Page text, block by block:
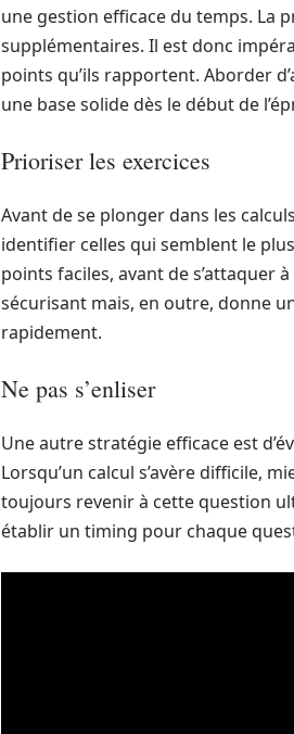
une gestion efficace du temps. La
supplémentaires. Il est donc
points qu’ils rapportent. Aborder
une base solide dès le début de
Prioriser les exercices
Avant de se plonger dans les
identifier celles qui semblent le
points faciles, avant de s’attaquer
sécurisant mais, en outre, donne
rapidement.
Ne pas s’enliser
Une autre stratégie efficace est
Lorsqu’un calcul s’avère difficile,
toujours revenir à cette question
établir un timing pour chaque